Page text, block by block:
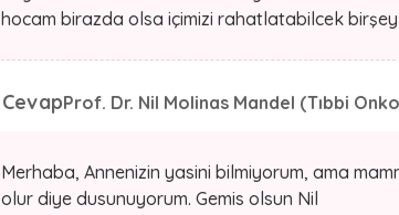
hocam birazda olsa içimizi rahatlatabilcek
CevapProf. Dr. Nil Molinas Mandel (Tıbbi
Merhaba, Annenizin yasini bilmiyorum, ama
olur diye dusunuyorum. Gemis olsun Nil